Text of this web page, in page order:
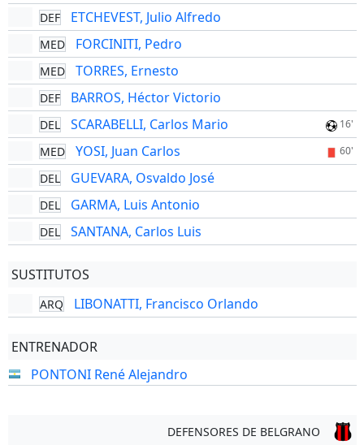
DEF ETCHEVEST, Julio Alfredo
MED FORCINITI, Pedro
MED TORRES, Ernesto
DEF BARROS, Héctor Victorio
DEL SCARABELLI, Carlos Mario 16'
MED YOSI, Juan Carlos 60'
DEL GUEVARA, Osvaldo José
DEL GARMA, Luis Antonio
DEL SANTANA, Carlos Luis
SUSTITUTOS
ARQ LIBONATTI, Francisco Orlando
ENTRENADOR
PONTONI René Alejandro
DEFENSORES DE BELGRANO